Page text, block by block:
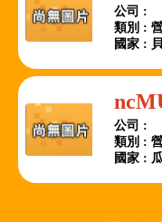
公司 :
類別 :
國家 :
公司 :
類別 :
國家 :